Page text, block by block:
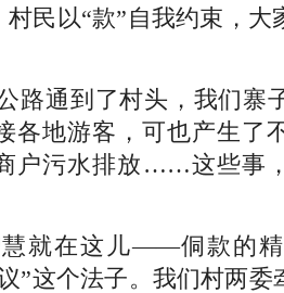
村民以“款”自我约束，
路通到了村头，我们寨
各地游客，可也产生了
户污水排放……这些事
就在这儿——侗款的
”这个法子。我们村两